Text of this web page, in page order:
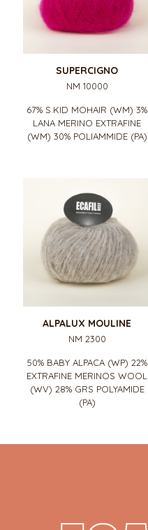
SUPERCIGNO
NM 10000
67% S.KID MOHAIR (WM) 3%
LANA MERINO EXTRAFINE
(WM) 30% POLIAMMIDE (PA)
ALPALUX MOULINE
NM 2300
50% BABY ALPACA (WP) 22%
EXTRAFINE MERINOS WOOL
(WV) 28% GRS POLYAMIDE
(PA)